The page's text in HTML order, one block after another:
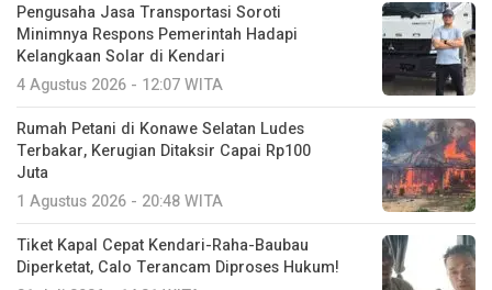
Pengusaha Jasa Transportasi Soroti
Minimnya Respons Pemerintah Hadapi
Kelangkaan Solar di Kendari
4 Agustus 2026 - 12:07 WITA
Rumah Petani di Konawe Selatan Ludes
Terbakar, Kerugian Ditaksir Capai Rp100
Juta
1 Agustus 2026 - 20:48 WITA
Tiket Kapal Cepat Kendari-Raha-Baubau
Diperketat, Calo Terancam Diproses Hukum!